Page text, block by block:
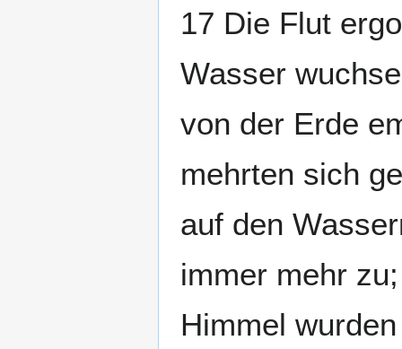
17 Die Flut
Wasser
von der Erde
mehrten sich
auf den
immer mehr
Himmel